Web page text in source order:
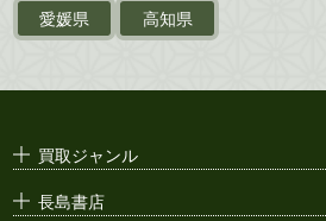
ポスター・チラシ・
愛媛県
高知県
買取ジャンル
長島書店